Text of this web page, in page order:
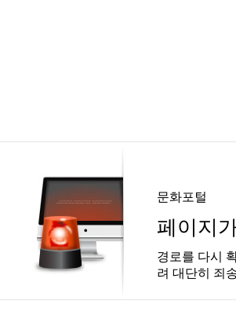
문화포털
페이지
경로를 다시
려 대단히 죄